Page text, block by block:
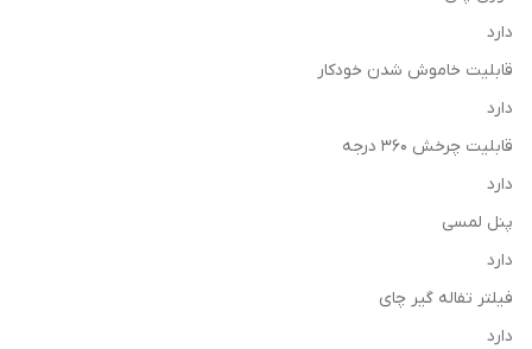
دارد
قابلیت خاموش شدن خودکار
دارد
قابلیت چرخش ۳۶۰ درجه
دارد
پنل لمسی
دارد
فیلتر تفاله گیر چای
دارد